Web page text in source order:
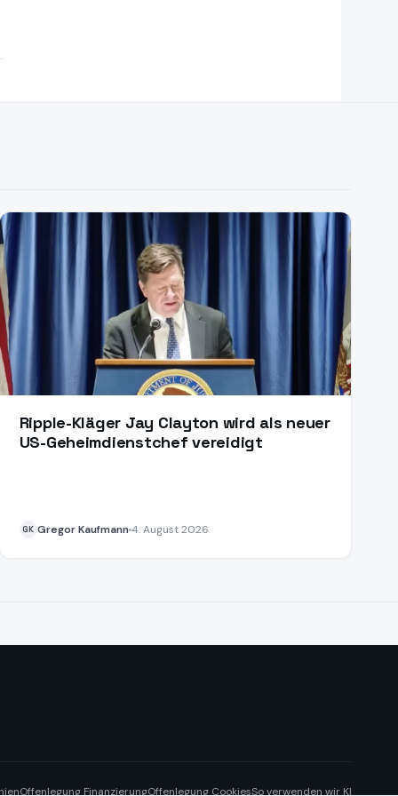
Ripple-Kläger Jay Clayton wird als neuer
US-Geheimdienstchef vereidigt
GK Gregor Kaufmann4. August 2026
Offenlegung FinanzierungOffenlegung CookiesSo verwenden wir KI